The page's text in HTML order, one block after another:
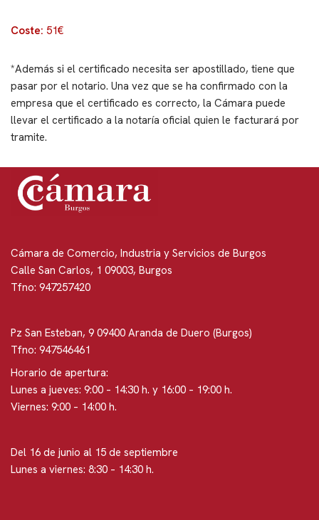
Coste: 51€
*Además si el certificado necesita ser apostillado, tiene que
pasar por el notario. Una vez que se ha confirmado con la
empresa que el certificado es correcto, la Cámara puede
llevar el certificado a la notaría oficial quien le facturará por
tramite.
Cámara de Comercio, Industria y Servicios de Burgos
Calle San Carlos, 1 09003, Burgos
Tfno: 947257420
Pz San Esteban, 9 09400 Aranda de Duero (Burgos)
Tfno: 947546461
Horario de apertura:
Lunes a jueves: 9:00 – 14:30 h. y 16:00 – 19:00 h.
Viernes: 9:00 – 14:00 h.
Del 16 de junio al 15 de septiembre
Lunes a viernes: 8:30 – 14:30 h.